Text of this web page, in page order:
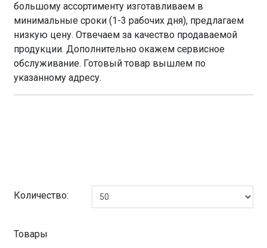
большому ассортименту изготавливаем в
минимальные сроки (1-3 рабочих дня), предлагаем
низкую цену. Отвечаем за качество продаваемой
продукции. Дополнительно окажем сервисное
обслуживание. Готовый товар вышлем по
указанному адресу.
Количество:
Товары